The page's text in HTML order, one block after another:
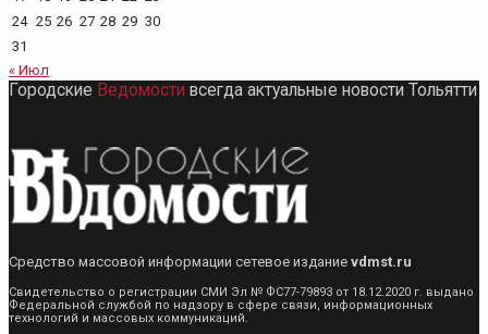
24 25 26 27 28 29 30
31
« Июл
Городские Ведомости всегда актуальные новости Тольятти
Средство массовой информации сетевое издание vdmst.ru
Свидетельство о регистрации СМИ Эл № ФС77-79893 от 18.12.2020 г. выдано
Федеральной службой по надзору в сфере связи, информационных
технологий и массовых коммуникаций.